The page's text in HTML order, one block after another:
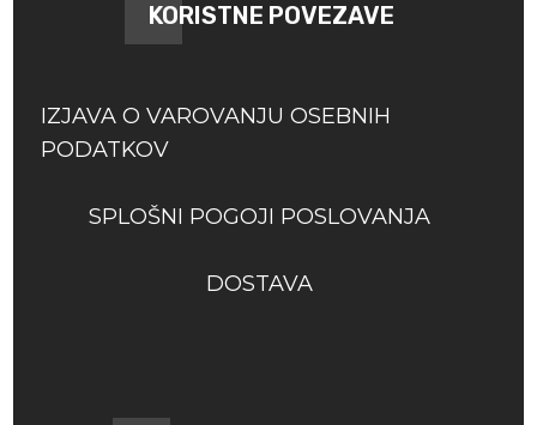
KORISTNE POVEZAVE
IZJAVA O VAROVANJU OSEBNIH
PODATKOV
SPLOŠNI POGOJI POSLOVANJA
DOSTAVA